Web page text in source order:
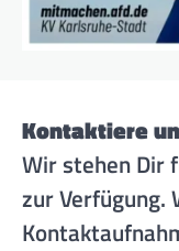
Kontaktiere
Wir stehen Dir
zur Verfügung.